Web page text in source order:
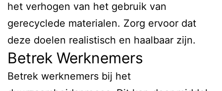
het verhogen van het gebruik van
gerecyclede materialen. Zorg ervoor dat
deze doelen realistisch en haalbaar zijn.
Betrek Werknemers
Betrek werknemers bij het